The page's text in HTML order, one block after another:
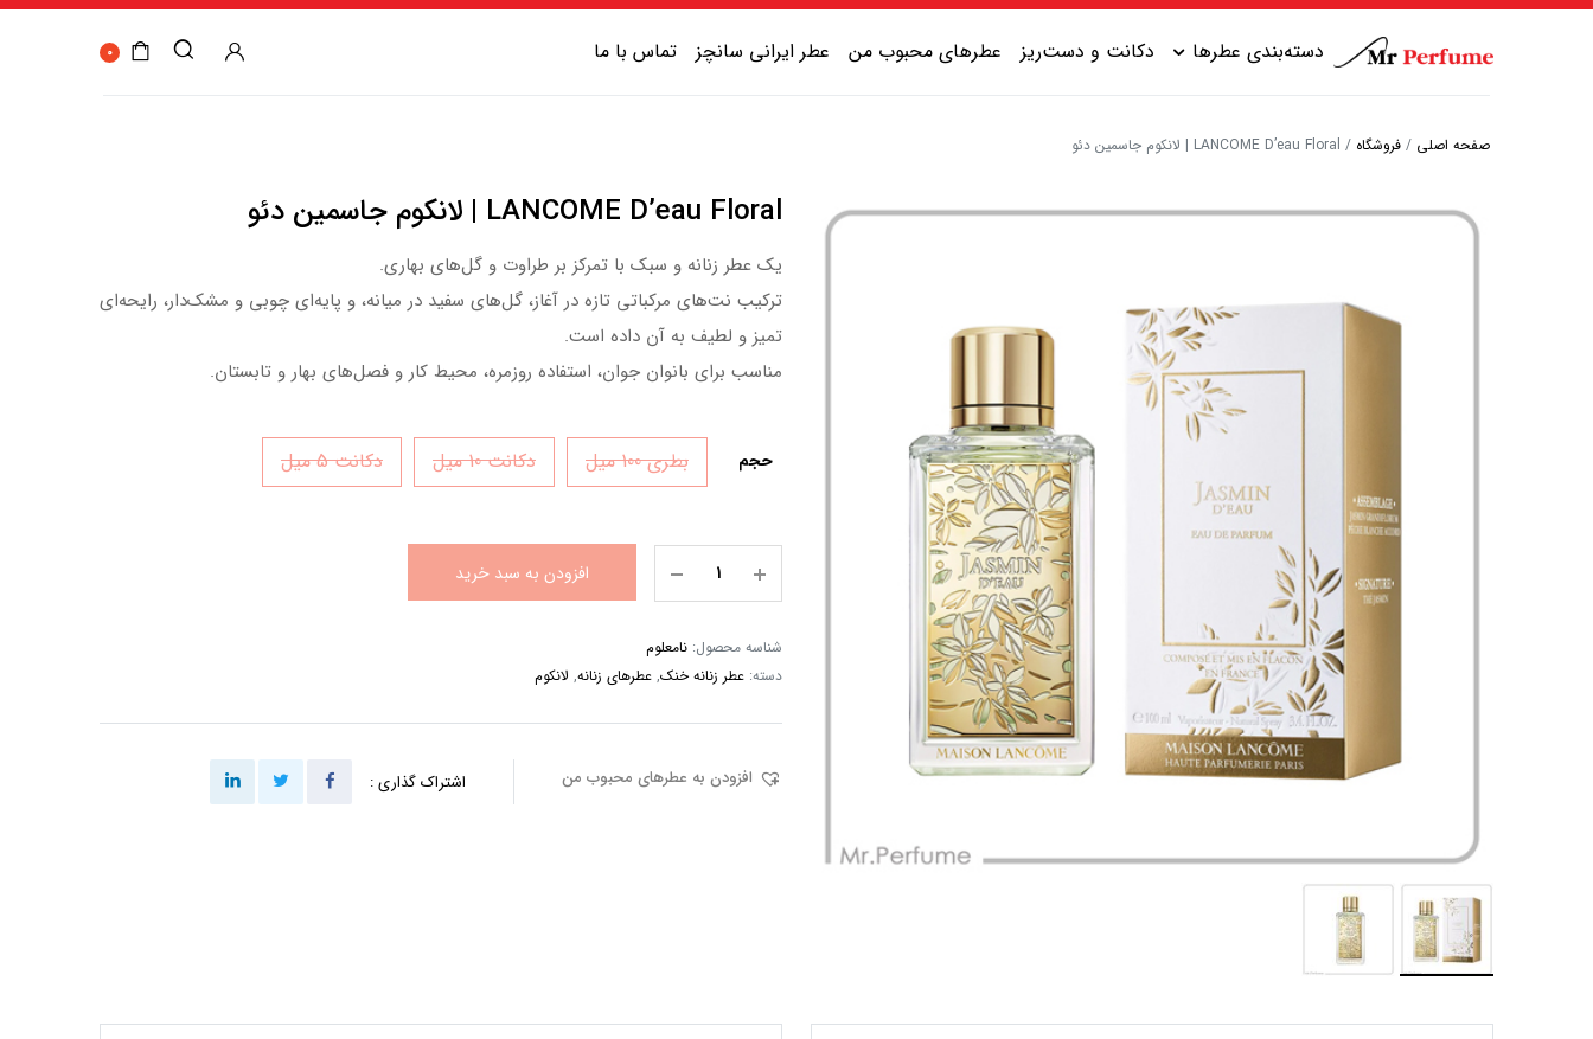
دسته‌بندی عطرها
عطر زنانه گرم
عطر زنانه تلخ
عطر مردانه تلخ
عطر یونیسکس تلخ
دکانت و دست‌ریز عطرهای محبوب من عطر ایرانی سانچز تماس با ما 0
صفحه اصلی / فروشگاه / LANCOME D’eau Floral | لانکوم جاسمین دئو
LANCOME D’eau Floral | لانکوم جاسمین دئو
یک عطر زنانه و سبک با تمرکز بر طراوت و گل‌های بهاری.
ترکیب نت‌های مرکباتی تازه در آغاز، گل‌های سفید در میانه، و پایه‌ای چوبی و مشک‌دار، رایحه‌ای
تمیز و لطیف به آن داده است.
مناسب برای بانوان جوان، استفاده روزمره، محیط کار و فصل‌های بهار و تابستان.
حجم بطری 100 میل دکانت 10 میل دکانت 5 میل
افزودن به سبد خرید
شناسه محصول: نامعلوم
دسته: عطر زنانه خنک, عطرهای زنانه, لانکوم
افزودن به عطرهای محبوب من اشتراک گذاری :